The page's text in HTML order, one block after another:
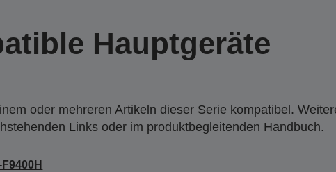
Hauptgeräte
oder mehreren Artikeln dieser Serie kompatibel.
Links oder im produktbegleitenden Handbuch.